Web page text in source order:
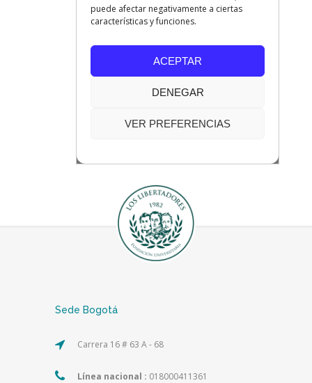
Sede Bogotá
Carrera 16 # 63 A - 68
Línea nacional : 018000411361